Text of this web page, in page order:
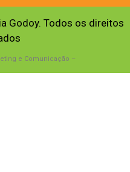
Godoy. Todos os direitos
e Comunicação –